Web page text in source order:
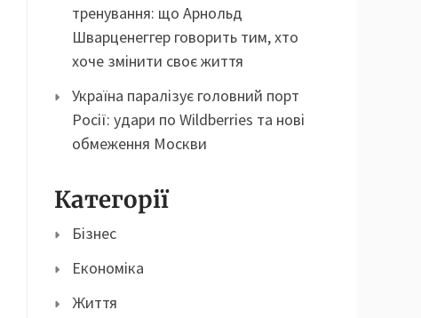
тренування: що Арнольд
Шварценеггер говорить тим, хто
хоче змінити своє життя
Україна паралізує головний порт
Росії: удари по Wildberries та нові
обмеження Москви
Категорії
Бізнес
Економіка
Життя